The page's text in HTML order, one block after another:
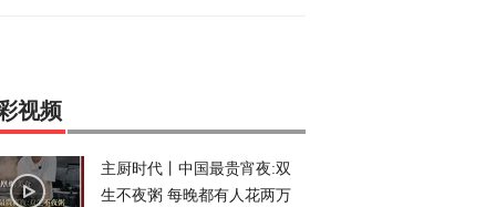
视频
主厨时代丨中国最贵宵夜:双
生不夜粥 每晚都有人花两万